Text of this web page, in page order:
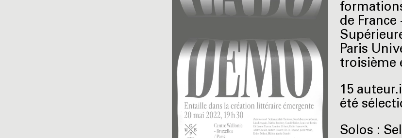
de France
Paris
troisième
15
été
Solos :